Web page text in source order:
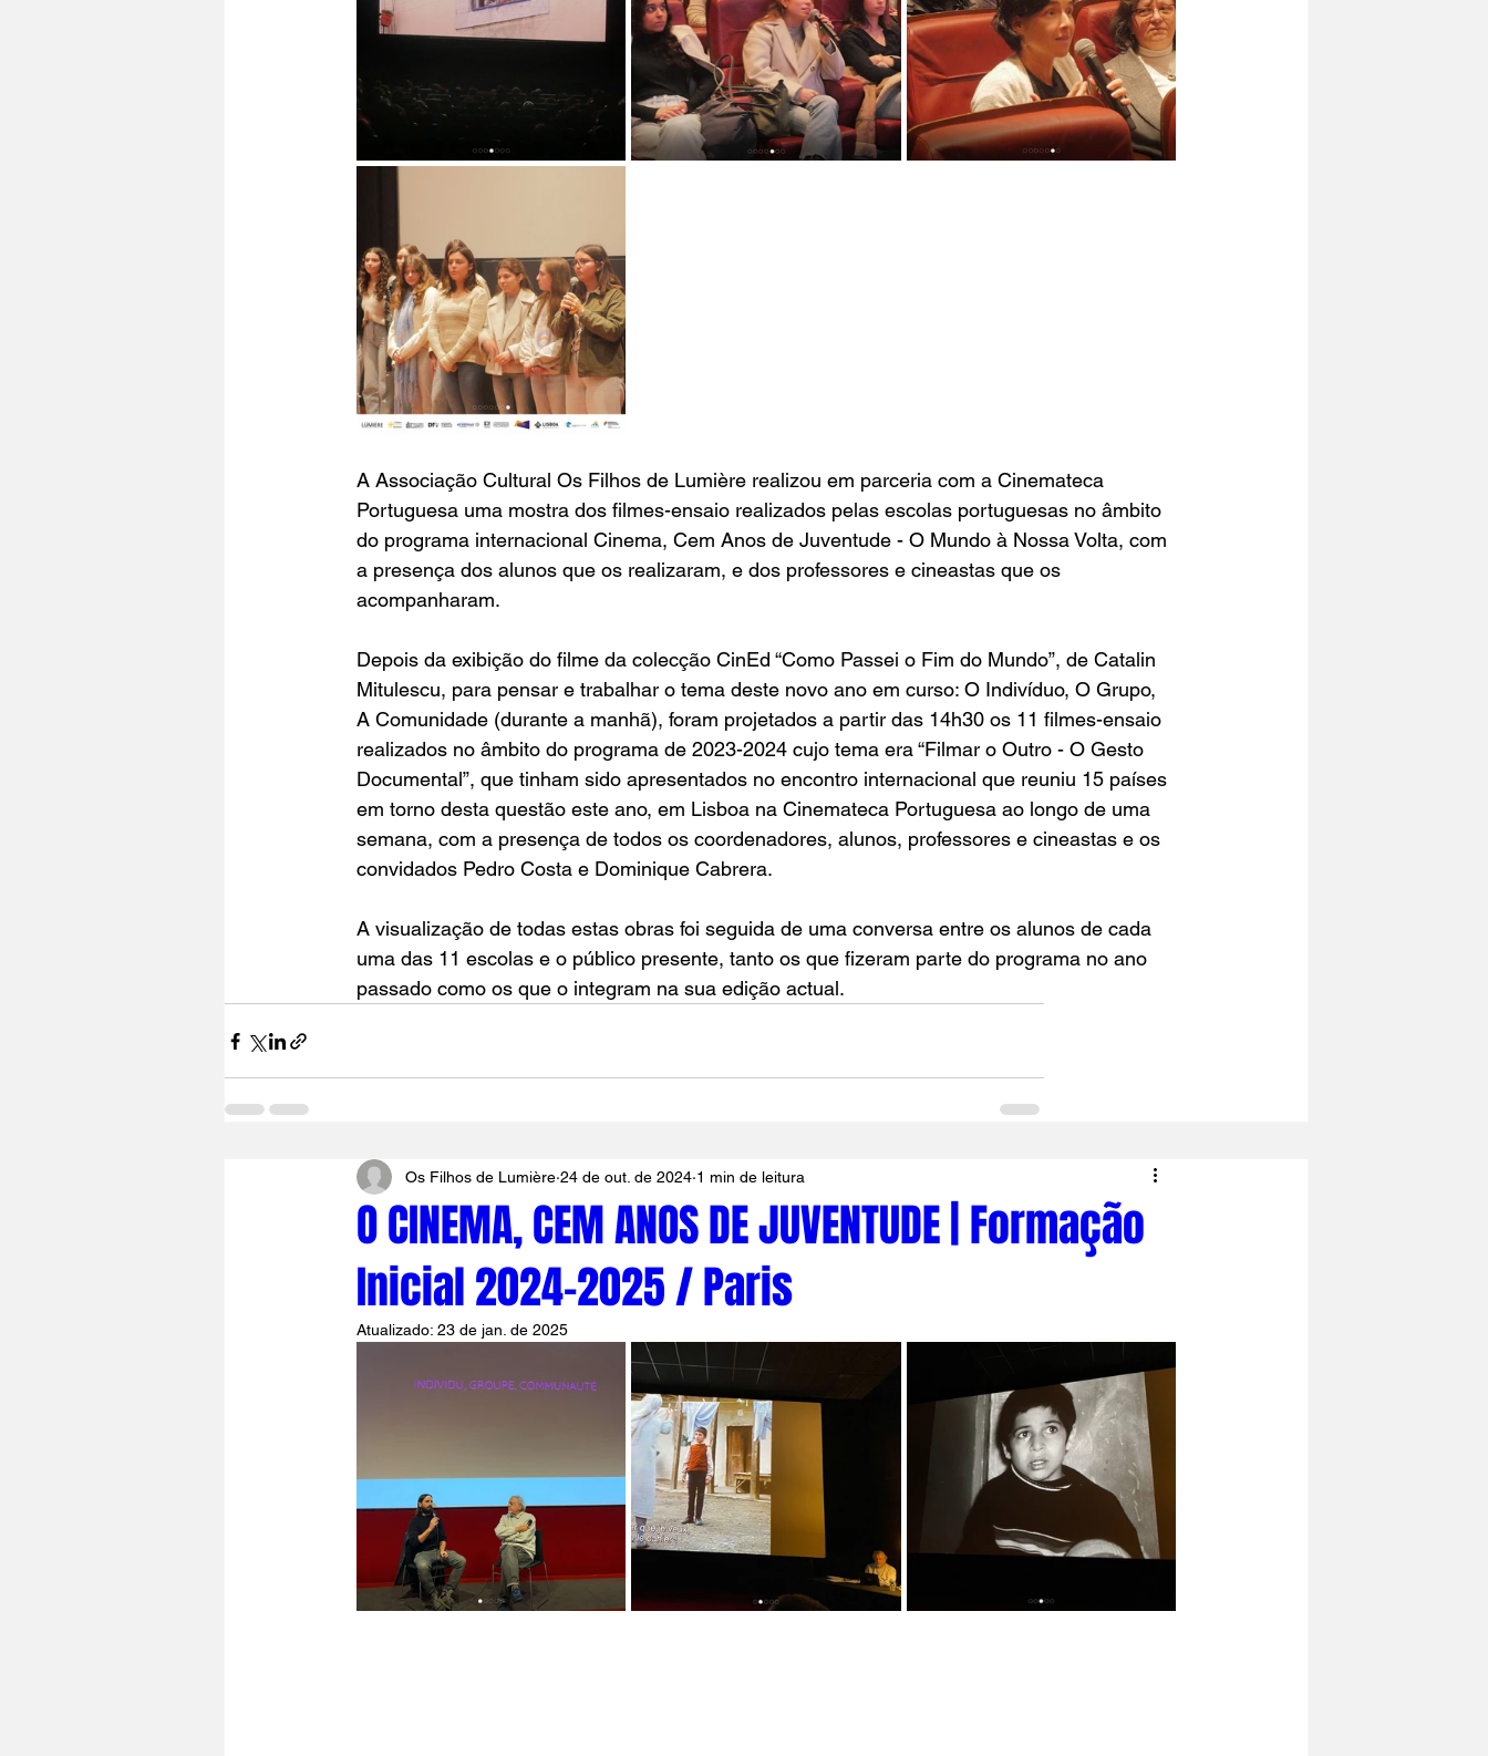
A Associação Cultural Os Filhos de Lumière realizou em parceria com a Cinemateca
Portuguesa uma mostra dos filmes-ensaio realizados pelas escolas portuguesas no âmbito
do programa internacional Cinema, Cem Anos de Juventude - O Mundo à Nossa Volta, com
a presença dos alunos que os realizaram, e dos professores e cineastas que os
acompanharam.
Depois da exibição do filme da colecção CinEd “Como Passei o Fim do Mundo”, de Catalin
Mitulescu, para pensar e trabalhar o tema deste novo ano em curso: O Indivíduo, O Grupo,
A Comunidade (durante a manhã), foram projetados a partir das 14h30 os 11 filmes-ensaio
realizados no âmbito do programa de 2023-2024 cujo tema era “Filmar o Outro - O Gesto
Documental”, que tinham sido apresentados no encontro internacional que reuniu 15 países
em torno desta questão este ano, em Lisboa na Cinemateca Portuguesa ao longo de uma
semana, com a presença de todos os coordenadores, alunos, professores e cineastas e os
convidados Pedro Costa e Dominique Cabrera.
A visualização de todas estas obras foi seguida de uma conversa entre os alunos de cada
uma das 11 escolas e o público presente, tanto os que fizeram parte do programa no ano
passado como os que o integram na sua edição actual.
O CINEMA, CEM ANOS DE JUVENTUDE | Formação
Inicial 2024-2025 / Paris
Os Filhos de Lumière 24 de out. de 2024 1 min de leitura
Atualizado: 23 de jan. de 2025